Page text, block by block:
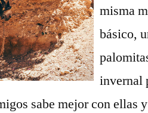
misma
básico,
invernal
sabe mejor con ellas